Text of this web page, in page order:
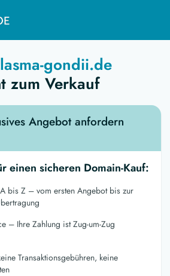
gondii.de
zum Verkauf
Angebot anfordern
einen sicheren Domain-Kauf:
bis Z – vom ersten Angebot bis zur
– Ihre Zahlung ist Zug-um-Zug
Transaktionsgebühren, keine